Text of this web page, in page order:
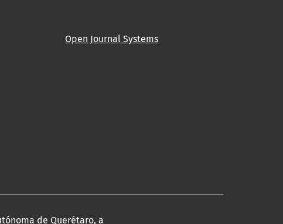
Open Journal Systems
de Querétaro, a